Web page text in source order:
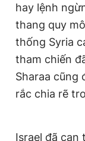
i
m
e
hay lệnh
thang quy
thống Syria
tham chiến
Sharaa cũng
rắc chia rẽ
Israel đã can